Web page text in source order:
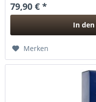
79,90 € *
In den
Merken